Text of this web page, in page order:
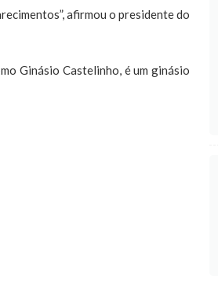
afirmou o presidente do
Ginásio Castelinho, é um ginásio